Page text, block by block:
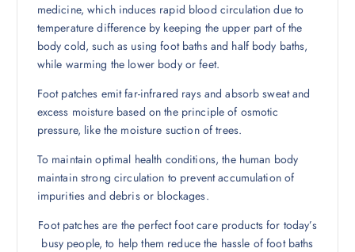
medicine, which induces rapid blood circulation due to
temperature difference by keeping the upper part of the
body cold, such as using foot baths and half body baths,
while warming the lower body or feet.
Foot patches emit far-infrared rays and absorb sweat and
excess moisture based on the principle of osmotic
pressure, like the moisture suction of trees.
To maintain optimal health conditions, the human body
maintain strong circulation to prevent accumulation of
impurities and debris or blockages.
Foot patches are the perfect foot care products for today’s
busy people, to help them reduce the hassle of foot baths